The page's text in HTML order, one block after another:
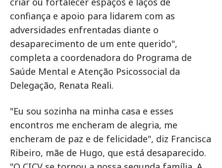
confiança e apoio para lidarem com as
adversidades enfrentadas diante o
desaparecimento de um ente querido",
completa a coordenadora do Programa de
Saúde Mental e Atenção Psicossocial da
Delegação, Renata Reali.
"Eu sou sozinha na minha casa e esses
encontros me encheram de alegria, me
encheram de paz e de felicidade", diz Francisca
Ribeiro, mãe de Hugo, que está desaparecido.